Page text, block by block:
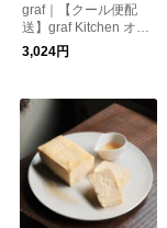
graf｜【クール便配
送】graf Kitchen オリ
ジナル カヌレアソー
トBOX
3,024円